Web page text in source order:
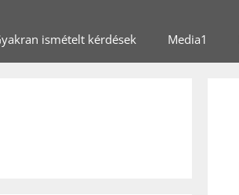
ismételt kérdések Media1